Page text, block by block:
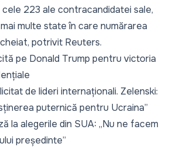
223 ale contracandidatei sale,
multe state în care numărarea
potrivit Reuters.
pe Donald Trump pentru victoria
de lideri internaționali. Zelenski:
puternică pentru Ucraina”
la alegerile din SUA: „Nu ne facem
președinte”